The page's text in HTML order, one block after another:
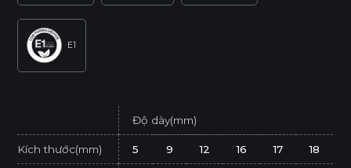
E1
Độ dày(mm)
Kích thước(mm) 5 9 12 16 17 18